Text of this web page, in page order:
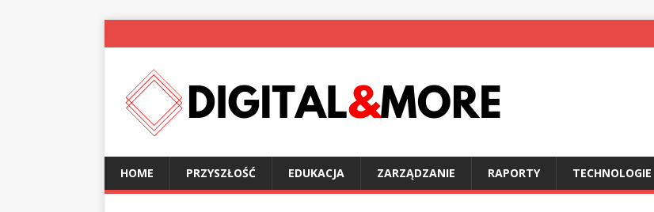
HOME PRZYSZŁOŚĆ EDUKACJA ZARZĄDZANIE RAPORTY TECHNOLOGIE